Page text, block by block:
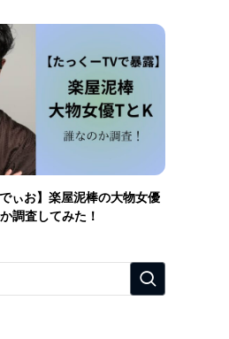
ぃお】楽屋泥棒の大物女優
調査してみた！